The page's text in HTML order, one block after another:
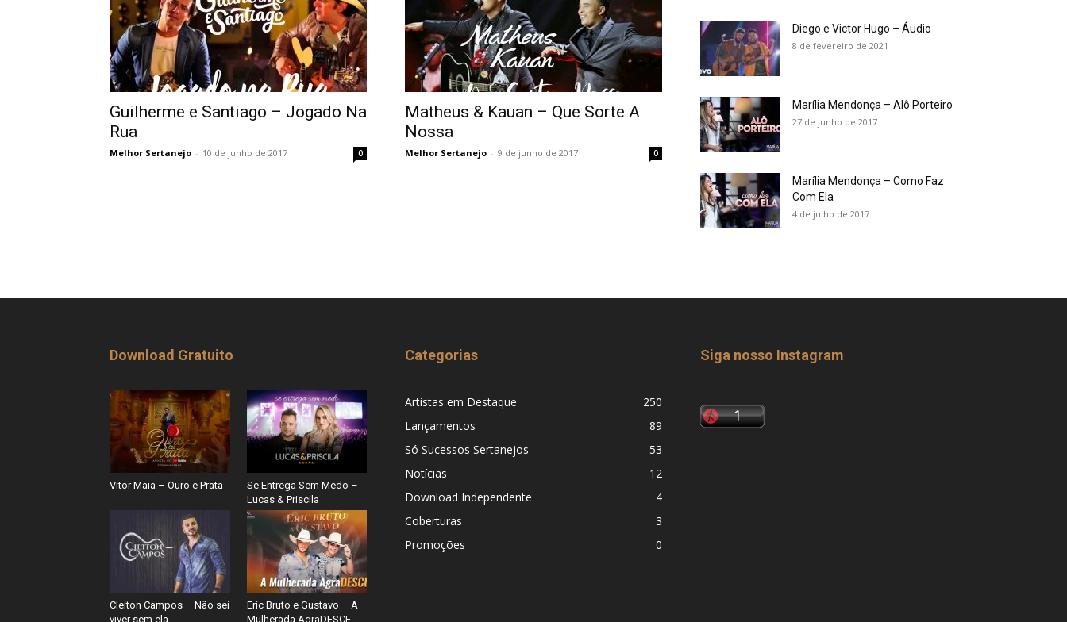
Guilherme e Santiago – Jogado Na
Rua
Melhor Sertanejo - 10 de junho de 2017 0
Matheus & Kauan – Que Sorte A
Nossa
Melhor Sertanejo - 9 de junho de 2017 0
Diego e Victor Hugo – Áudio
8 de fevereiro de 2021
Marília Mendonça – Alô Porteiro
27 de junho de 2017
Marília Mendonça – Como Faz
Com Ela
4 de julho de 2017
Download Gratuito
Vitor Maia – Ouro e Prata
Se Entrega Sem Medo –
Lucas & Priscila
Cleiton Campos – Não sei
viver sem ela
Eric Bruto e Gustavo – A
Mulherada AgraDESCE
Categorias
Artistas em Destaque
250
Lançamentos
89
Só Sucessos Sertanejos
53
Notícias
12
Download Independente
4
Coberturas
3
Promoções
0
Siga nosso Instagram